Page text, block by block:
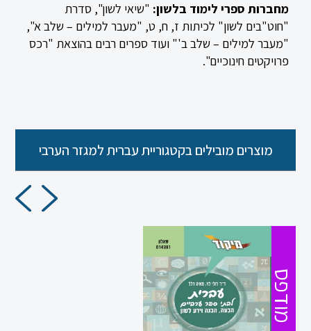
הרשמה
הקטגוריות
שלנו
לשון
מדעים
ערבית
מחברות ספרי לימוד בלשון: "שיאי לשון", סדרת
"חוט"בים לשון" לכיתות ז, ח, ט, "מעבר למילים – שלב א",
"מעבר למילים – שלב ב'" ועוד ספרים רבים בהוצאת "רכס
פרויקטים חינוכיים".
מוצרים מובילים בקטגוריית עברית למגזר הערבי
מודפס